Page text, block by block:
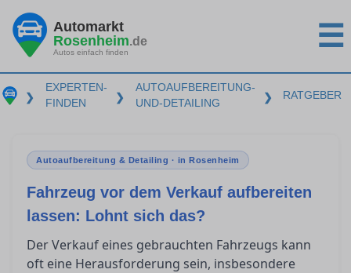
Automarkt
Rosenheim.de
Autos einfach finden ☰
❯
EXPERTEN-
FINDEN
❯
AUTOAUFBEREITUNG-
UND-DETAILING
❯ RATGEBER
Autoaufbereitung & Detailing · in Rosenheim
Fahrzeug vor dem Verkauf aufbereiten
lassen: Lohnt sich das?
Der Verkauf eines gebrauchten Fahrzeugs kann
oft eine Herausforderung sein, insbesondere